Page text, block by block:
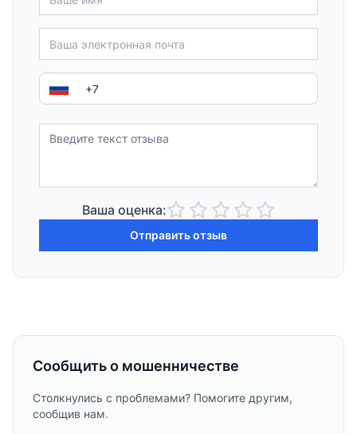
Ваша оценка:
Отправить отзыв
Сообщить о мошенничестве
Столкнулись с проблемами? Помогите другим,
сообщив нам.